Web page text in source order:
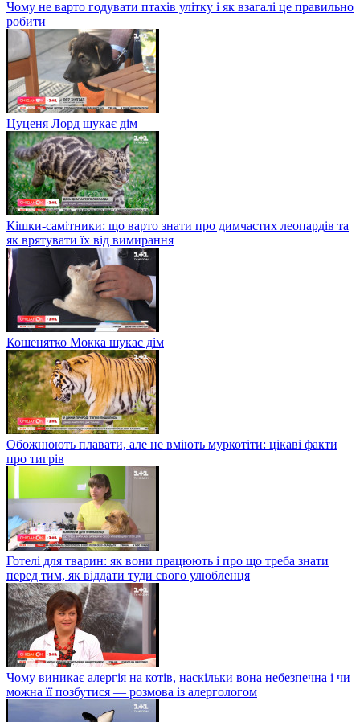
Чому не варто годувати птахів улітку і як взагалі це правильно
робити
Цуценя Лорд шукає дім
Кішки-самітники: що варто знати про димчастих леопардів та
як врятувати їх від вимирання
Кошенятко Мокка шукає дім
Обожнюють плавати, але не вміють муркотіти: цікаві факти
про тигрів
Готелі для тварин: як вони працюють і про що треба знати
перед тим, як віддати туди свого улюбленця
Чому виникає алергія на котів, наскільки вона небезпечна і чи
можна її позбутися — розмова із алергологом